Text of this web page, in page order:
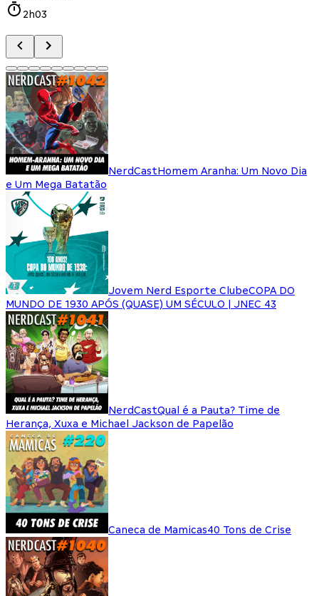
2h03
NerdCastHomem Aranha: Um Novo Dia
e Um Mega Batatão
Jovem Nerd Esporte ClubeCOPA DO
MUNDO DE 1930 APÓS (QUASE) UM SÉCULO | JNEC 43
NerdCastQual é a Pauta? Time de
Herança, Xuxa e Michael Jackson de Papelão
Caneca de Mamicas40 Tons de Crise